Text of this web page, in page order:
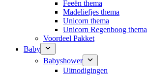
Feeën thema
Madeliefjes thema
Unicorn thema
Unicorn Regenboog thema
Voordeel Pakket
Baby
Babyshower
Uitnodigingen